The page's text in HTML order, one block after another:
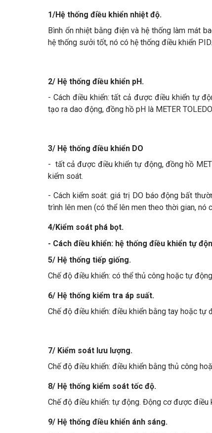
1/Hệ thống điều khiển nhiệt độ.
Bình ổn nhiệt bằng điện và hệ thống làm mát
hệ thống sưởi tốt, nó có hệ thống điều khiển PID.
2/ Hệ thống điều khiển pH.
- Cách điều khiển: tất cả được điều khiển tự
tạo ra dao động, đồng hồ pH là METER TOLEDO
3/ Hệ thống điều khiển DO
- tất cả được điều khiển tự động, đồng hồ
kiểm soát.
- Cách kiểm soát: giá trị DO báo động bất
trình lên men (có thể lên men theo thời gian, nó
4/Kiểm soát phá bọt.
- Cách điều khiển: hệ thống điều khiển tự
5/ Hệ thống tiếp giống.
Chế độ điều khiển: có thể thủ công hoặc tự
6/ Hệ thống kiểm tra áp suất.
Chế độ điều khiển: điều khiển bằng tay hoặc tự
7/ Kiểm soát lưu lượng.
Chế độ điều khiển: điều khiển bằng thủ công
8/ Hệ thống kiểm soát tốc độ.
Chế độ điều khiển: tự động. Động cơ được
9/ Hệ thống điều khiển ánh sáng.